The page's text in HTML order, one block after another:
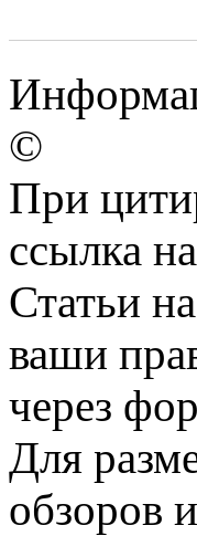
©
При
ссылка
Статьи
ваши
через
Для
обзоров